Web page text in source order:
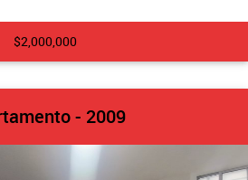
$2,000,000
- 2009